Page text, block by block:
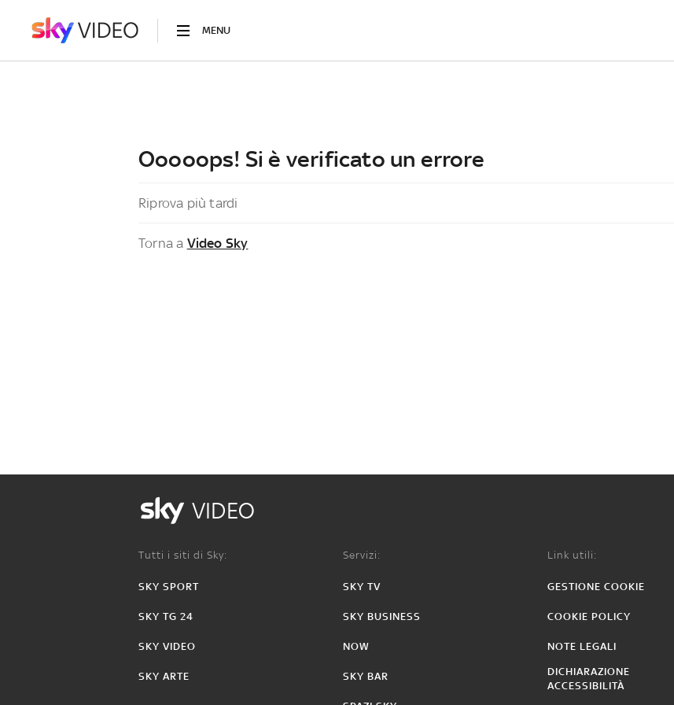
MENU
Ooooops! Si è verificato un errore
Riprova più tardi
Torna a Video Sky
VIDEO
Tutti i siti di Sky:
SKY SPORT
SKY TG 24
SKY VIDEO
SKY ARTE
Servizi:
SKY TV
SKY BUSINESS
NOW
SKY BAR
Link utili:
GESTIONE COOKIE
COOKIE POLICY
NOTE LEGALI
DICHIARAZIONE
ACCESSIBILITÀ